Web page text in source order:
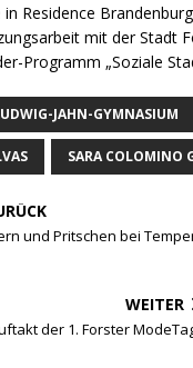
Residence
mit der Stadt
Programm „Soziale
JAHN-GYMNASIUM
SARA COLOMINO
und Pritschen bei
WEITER
der 1. Forster